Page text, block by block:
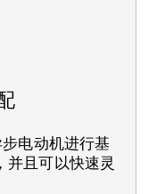
电动机进行基
并且可以快速灵